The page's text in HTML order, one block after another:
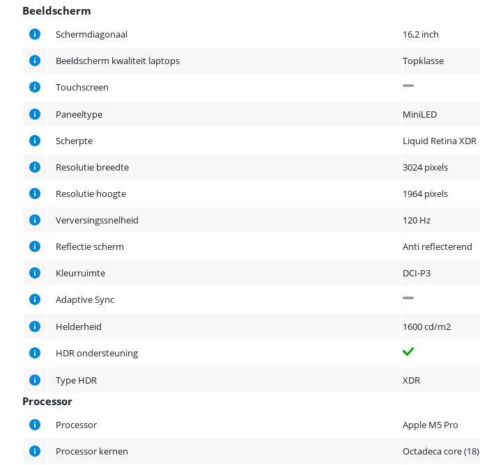
Beeldscherm
Beeldscherm
Schermdiagonaal 16,2 inch
Beeldscherm kwaliteit laptops Topklasse
Touchscreen
Paneeltype MiniLED
Scherpte Liquid Retina XDR
Resolutie breedte 3024 pixels
Resolutie hoogte 1964 pixels
Verversingssnelheid 120 Hz
Reflectie scherm Anti reflecterend
Kleurruimte DCI-P3
Adaptive Sync
Helderheid 1600 cd/m2
HDR ondersteuning
Type HDR XDR
Processor
Processor
Processor Apple M5 Pro
Processor kernen Octadeca core (18)